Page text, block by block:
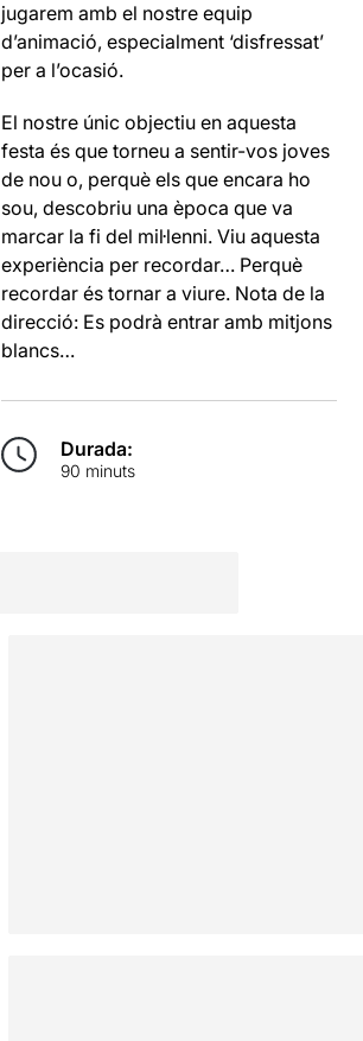
jugarem amb el nostre equip
d’animació, especialment ‘disfressat’
per a l’ocasió.
El nostre únic objectiu en aquesta
festa és que torneu a sentir-vos joves
de nou o, perquè els que encara ho
sou, descobriu una època que va
marcar la fi del mil·lenni. Viu aquesta
experiència per recordar… Perquè
recordar és tornar a viure. Nota de la
direcció: Es podrà entrar amb mitjons
blancs…
Durada:
90 minuts